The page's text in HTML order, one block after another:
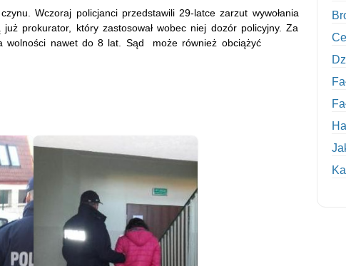
Wczoraj policjanci przedstawili 29-latce zarzut wywołania
już prokurator, który zastosował wobec niej dozór policyjny. Za
wolności nawet do 8 lat. Sąd może również obciążyć